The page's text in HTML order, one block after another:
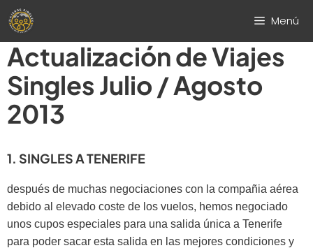
Saltar
contenido
Menú
Actualización de Viajes
Singles Julio / Agosto
2013
1. SINGLES A TENERIFE
después de muchas negociaciones con la compañia aérea
debido al elevado coste de los vuelos, hemos negociado
unos cupos especiales para una salida única a Tenerife
para poder sacar esta salida en las mejores condiciones y